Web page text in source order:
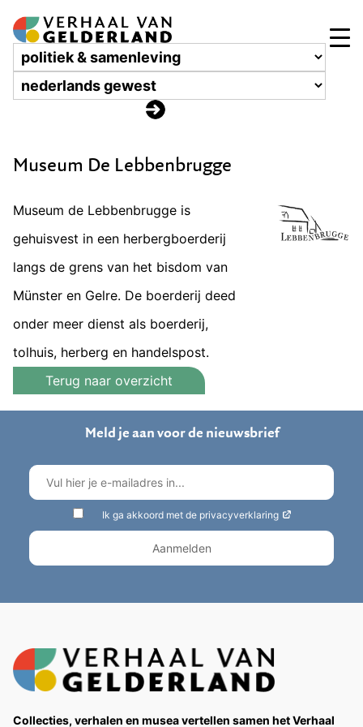
Museum De Lebbenbrugge
Museum de Lebbenbrugge is
gehuisvest in een herbergboerderij
langs de grens van het bisdom van
Münster en Gelre. De boerderij deed
onder meer dienst als boerderij,
tolhuis, herberg en handelspost.
Terug naar overzicht
Meld je aan voor de nieuwsbrief
Ik ga akkoord met de privacyverklaring
Collecties, verhalen en musea vertellen samen het Verhaal